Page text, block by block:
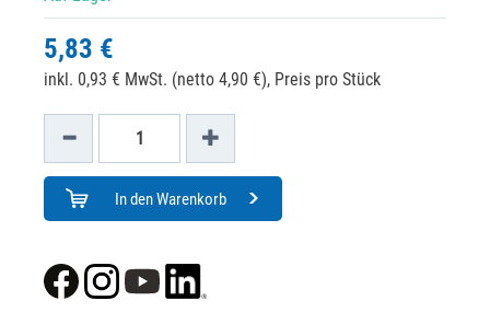
5,83 €
inkl. 0,93 € MwSt. (netto 4,90 €), Preis pro Stück
In den Warenkorb